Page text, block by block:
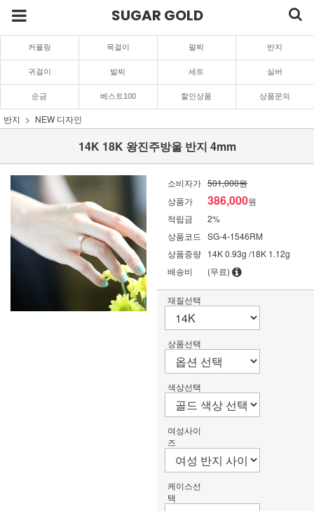
SUGAR GOLD
커플링 목걸이 팔찌 반지
귀걸이 발찌 세트 실버
순금 베스트100 할인상품 상품문의
반지 NEW 디자인
14K 18K 왕진주방울 반지 4mm
소비자가 501,000원
상품가
386,000원
적립금
2%
상품코드
SG-4-1546RM
상품중량 14K 0.93g /18K 1.12g
배송비
(무료)
재질선택
상품선택
색상선택
여성사이
즈
케이스선
택